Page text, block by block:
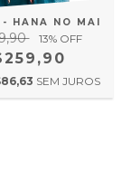
- HANA NO MAI
13% OFF
SEM JUROS